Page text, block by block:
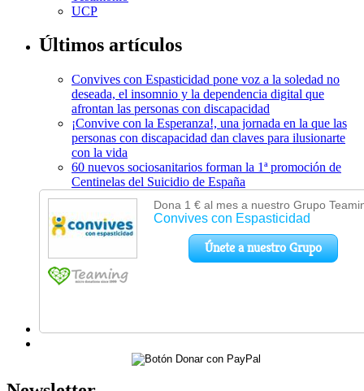
UCP
Últimos artículos
Convives con Espasticidad pone voz a la soledad no
deseada, el insomnio y la dependencia digital que
afrontan las personas con discapacidad
¡Convive con la Esperanza!, una jornada en la que las
personas con discapacidad dan claves para ilusionarte
con la vida
60 nuevos sociosanitarios forman la 1ª promoción de
Centinelas del Suicidio de España